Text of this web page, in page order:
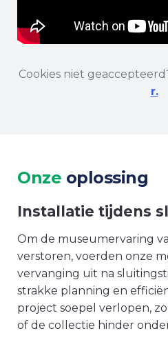
Cookies niet
r.
Onze oplossing
Installatie tijdens
Om de museumervaring
verstoren, voerden onze
vervanging uit na
strakke planning en
project soepel verlopen,
of de collectie hinder